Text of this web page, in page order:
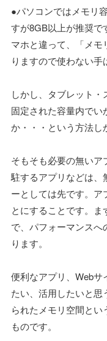
●パソコンではメモリ
すが8GB以上が推奨で
マホと違って、「メ
りますので使わない手
しかし、タブレット・
固定された容量内でい
か・・・という方法し
そもそも必要の無いア
駐するアプリなどは、
ーとしては先です。
とにすることです。ま
で、パフォーマンス
ります。
便利なアプリ、Web
たい、活用したいと
られたメモリ空間と
ものです。